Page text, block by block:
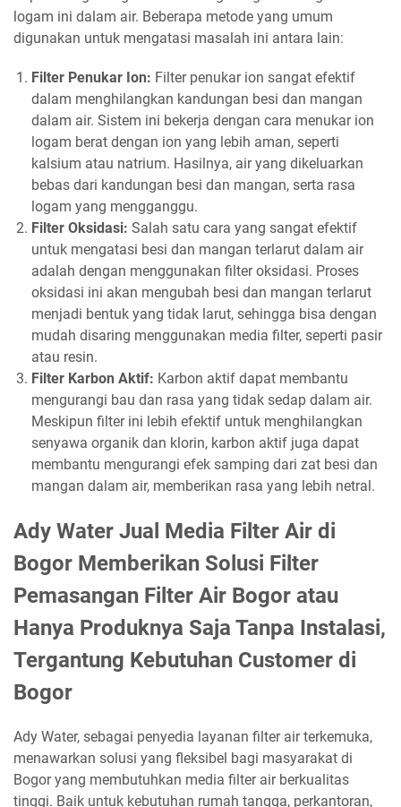
logam ini dalam air. Beberapa metode yang umum
digunakan untuk mengatasi masalah ini antara lain:
Filter Penukar Ion: Filter penukar ion sangat efektif
dalam menghilangkan kandungan besi dan mangan
dalam air. Sistem ini bekerja dengan cara menukar ion
logam berat dengan ion yang lebih aman, seperti
kalsium atau natrium. Hasilnya, air yang dikeluarkan
bebas dari kandungan besi dan mangan, serta rasa
logam yang mengganggu.
Filter Oksidasi: Salah satu cara yang sangat efektif
untuk mengatasi besi dan mangan terlarut dalam air
adalah dengan menggunakan filter oksidasi. Proses
oksidasi ini akan mengubah besi dan mangan terlarut
menjadi bentuk yang tidak larut, sehingga bisa dengan
mudah disaring menggunakan media filter, seperti pasir
atau resin.
Filter Karbon Aktif: Karbon aktif dapat membantu
mengurangi bau dan rasa yang tidak sedap dalam air.
Meskipun filter ini lebih efektif untuk menghilangkan
senyawa organik dan klorin, karbon aktif juga dapat
membantu mengurangi efek samping dari zat besi dan
mangan dalam air, memberikan rasa yang lebih netral.
Ady Water Jual Media Filter Air di
Bogor Memberikan Solusi Filter
Pemasangan Filter Air Bogor atau
Hanya Produknya Saja Tanpa Instalasi,
Tergantung Kebutuhan Customer di
Bogor
Ady Water, sebagai penyedia layanan filter air terkemuka,
menawarkan solusi yang fleksibel bagi masyarakat di
Bogor yang membutuhkan media filter air berkualitas
tinggi. Baik untuk kebutuhan rumah tangga, perkantoran,